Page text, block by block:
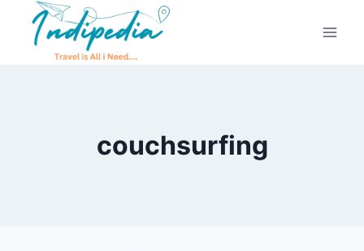
couchsurfing